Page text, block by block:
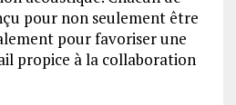
pour non seulement être
pour favoriser une
propice à la collaboration